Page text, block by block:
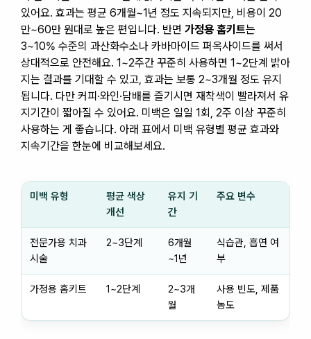
있어요. 효과는 평균 6개월~1년 정도 지속되지만, 비용이 20
만~60만 원대로 높은 편입니다. 반면 가정용 홈키트는
3~10% 수준의 과산화수소나 카바마이드 퍼옥사이드를 써서
상대적으로 안전해요. 1~2주간 꾸준히 사용하면 1~2단계 밝아
지는 결과를 기대할 수 있고, 효과는 보통 2~3개월 정도 유지
됩니다. 다만 커피·와인·담배를 즐기시면 재착색이 빨라져서 유
지기간이 짧아질 수 있어요. 미백은 일일 1회, 2주 이상 꾸준히
사용하는 게 좋습니다. 아래 표에서 미백 유형별 평균 효과와
지속기간을 한눈에 비교해보세요.
미백 유형
평균 색상
개선
유지 기
간
주요 변수
전문가용 치과
시술
2~3단계
6개월
~1년
식습관, 흡연 여
부
가정용 홈키트 1~2단계
2~3개
월
사용 빈도, 제품
농도